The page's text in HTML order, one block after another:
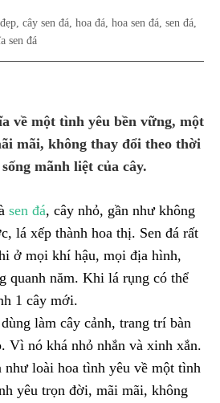
cây sen đá hoa đá hoa sen đá sen đá
sen đá
về một tình yêu bền vững, một
mãi, không thay đổi theo thời
mãnh liệt của cây.
sen đá, cây nhỏ, gần như không
lá xếp thành hoa thị. Sen đá rất
ở mọi khí hậu, mọi địa hình,
quanh năm. Khi lá rụng có thể
1 cây mới.
làm cây cảnh, trang trí bàn
Vì nó khá nhỏ nhắn và xinh xắn.
như loài hoa tình yêu về một tình
yêu trọn đời, mãi mãi, không